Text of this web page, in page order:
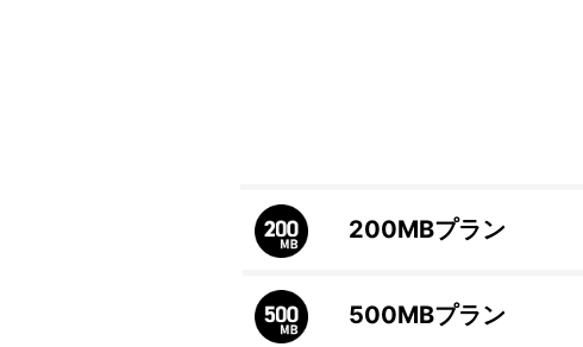
200MBプラン
500MBプラン